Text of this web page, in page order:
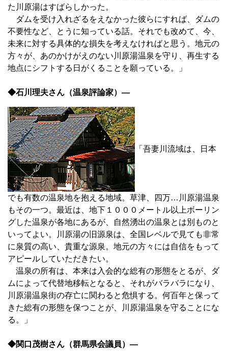
た川原湯はすばらしかった。
ダムを受け入れざるをえなかった彼らにすれば、ダムの
不要性など、とうに知っている話。それでも改めて、今、
未来に対する具体的な損失を考えなければと思う。地元の
方々が、あのかけがえのない川原湯温泉を守り、再生する
地点にシフトする日がくることを願っている。」
◆石川理夫さん（温泉評論家）―
「吾妻川流域は、日本
でも有数の温泉地を抱える地域。草津、四万…川原湯温泉
もその一つ。最近は、地下１０００メートル以上ボーリン
グした温泉が各地にあるが、自然湧出の温泉とは別ものと
いってよい。川原湯の旧源泉は、全国レベルで見ても非常
に泉質の高い、貴重な源泉。地元の方々には自信をもって
アピールしていただきたい。
温泉の所有は、本来は入会的な総有の形態をとるが、ダ
ムによって代替地移転となると、それがバラバラになり、
川原湯温泉街の存亡に関わると危惧する。何百年と保って
きた総有の形態を保つことが、川原湯温泉を守ることにな
る。」
◆関口茂樹さん（群馬県会議員）―